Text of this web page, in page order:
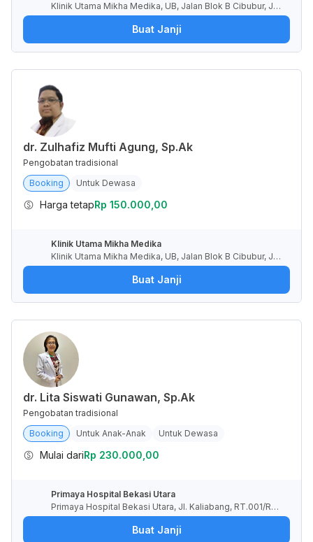
Klinik Utama Mikha Medika, UB, Jalan Blok B Cibubur, Jati
karya, Kota Bekasi, Jawa Barat, Indonesia
Buat Janji
dr. Zulhafiz Mufti Agung, Sp.Ak
Pengobatan tradisional
Booking
Untuk Dewasa
Harga tetapRp 150.000,00
Klinik Utama Mikha Medika
Klinik Utama Mikha Medika, UB, Jalan Blok B Cibubur, Jati
karya, Kota Bekasi, Jawa Barat, Indonesia
Buat Janji
dr. Lita Siswati Gunawan, Sp.Ak
Pengobatan tradisional
Booking
Untuk Anak-Anak Untuk Dewasa
Mulai dariRp 230.000,00
Primaya Hospital Bekasi Utara
Primaya Hospital Bekasi Utara, Jl. Kaliabang, RT.001/RW.
033, Teluk Pucung, Kota Bekasi, Jawa Barat, Indonesia
Buat Janji